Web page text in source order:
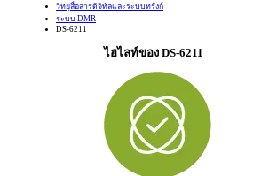
วิทยุสื่อสารดิจิทัลและระบบทรังก์
ระบบ DMR
DS-6211
ไฮไลท์ของ DS-6211